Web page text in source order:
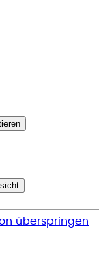
überspringen